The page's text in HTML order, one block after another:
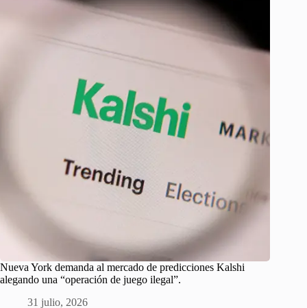
Nueva York demanda al mercado de predicciones Kalshi
alegando una “operación de juego ilegal”.
31 julio, 2026